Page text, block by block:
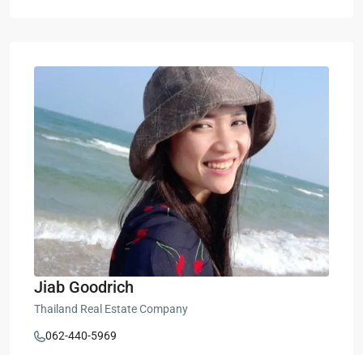
Jiab Goodrich
Thailand Real Estate Company
062-440-5969